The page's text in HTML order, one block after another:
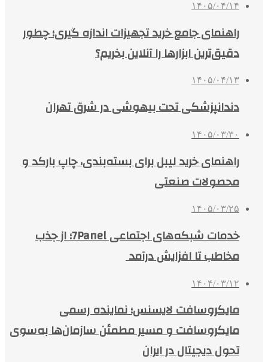
۱۴۰۵/۰۴/۱۴
راهنمای جامع خرید تجهیزات اندازه گیری؛ چطور
دقیق‌ترین ابزارها را آنلاین بخریم؟
۱۴۰۵/۰۴/۱۳
دندانپزشکی تحت بیهوشی در شرق تهران
۱۴۰۵/۰۳/۳۰
راهنمای خرید لیبل برای بسته‌بندی، چاپ بارکد و
محصولات صنعتی
۱۴۰۵/۰۳/۲۵
خدمات شبکه‌های اجتماعی 7Panel؛ از جذب
مخاطب تا افزایش درآمد
۱۴۰۴/۰۳/۱۲
مایکروسافت لایسنس؛ نماینده رسمی
مایکروسافت و مسیر مطمئن سازمان‌ها به‌سوی
تحول دیجیتال در ایران